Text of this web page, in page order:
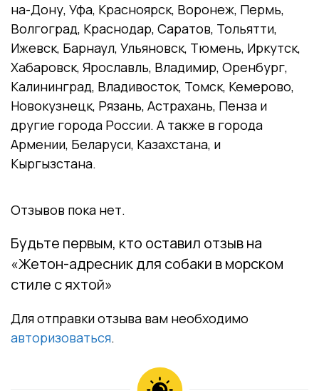
на-Дону, Уфа, Красноярск, Воронеж, Пермь,
Волгоград, Краснодар, Саратов, Тольятти,
Ижевск, Барнаул, Ульяновск, Тюмень, Иркутск,
Хабаровск, Ярославль, Владимир, Оренбург,
Калининград, Владивосток, Томск, Кемерово,
Новокузнецк, Рязань, Астрахань, Пенза и
другие города России. А также в города
Армении, Беларуси, Казахстана, и
Кыргызстана.
Отзывов пока нет.
Будьте первым, кто оставил отзыв на
«Жетон-адресник для собаки в морском
стиле с яхтой»
Для отправки отзыва вам необходимо
авторизоваться.